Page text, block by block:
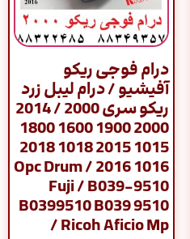
درام فوجی ریکو
آفیشیو / درام لیبل زرد
ریکو سری 2000 / 2014
2000 1900 1600 1800
1015 2015 1018 2018
1016 2016 / Opc Drum
Fuji / B039-9510
B0399510 B039 9510
/ Ricoh Aficio Mp